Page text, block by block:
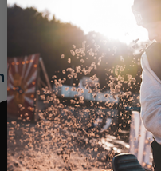
(1)